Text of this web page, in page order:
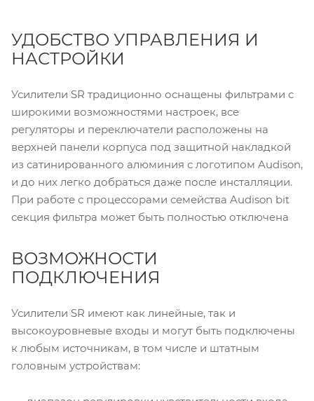
УДОБСТВО УПРАВЛЕНИЯ И
НАСТРОЙКИ
Усилители SR традиционно оснащены фильтрами с
широкими возможностями настроек, все
регуляторы и переключатели расположены на
верхней панели корпуса под защитной накладкой
из сатинированного алюминия с логотипом Audison,
и до них легко добраться даже после инсталляции.
При работе с процессорами семейства Audison bit
секция фильтра может быть полностью отключена
ВОЗМОЖНОСТИ
ПОДКЛЮЧЕНИЯ
Усилители SR имеют как линейные, так и
высокоуровневые входы и могут быть подключены
к любым источникам, в том числе и штатным
головным устройствам: